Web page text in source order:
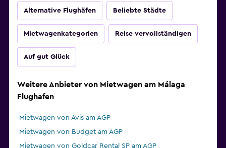
Alternative Flughäfen Beliebte Städte
Mietwagenkategorien Reise vervollständigen
Auf gut Glück
Weitere Anbieter von Mietwagen am Málaga
Flughafen
Mietwagen von Avis am AGP
Mietwagen von Budget am AGP
Mietwagen von Goldcar Rental SP am AGP